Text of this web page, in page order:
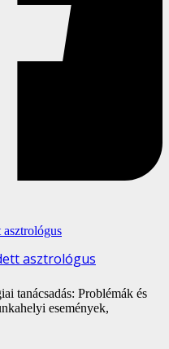
asztrológus
tanácsadás: Problémák és
események,